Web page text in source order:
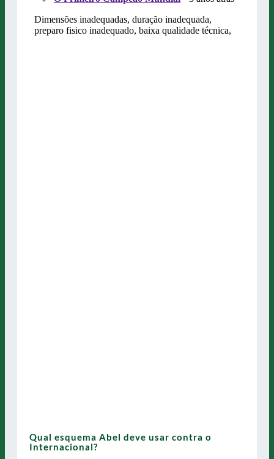
Qual esquema Abel deve usar contra o
Internacional?